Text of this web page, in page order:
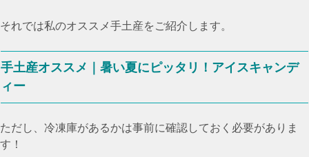
それでは私のオススメ手土産をご紹介します。
手土産オススメ｜暑い夏にピッタリ！アイスキャンデ
ィー
ただし、冷凍庫があるかは事前に確認しておく必要がありま
す！